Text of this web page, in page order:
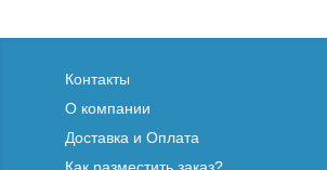
Контакты
О компании
Доставка и Оплата